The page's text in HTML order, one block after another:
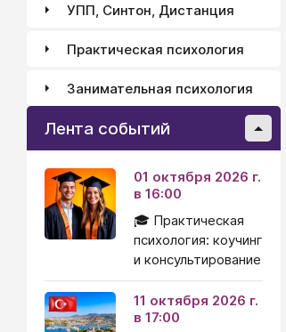
УПП, Синтон, Дистанция
Практическая психология
Занимательная психология
Лента событий
01 октября 2026 г.
в 16:00
🎓 Практическая
психология: коучинг
и консультирование
11 октября 2026 г.
в 17:00